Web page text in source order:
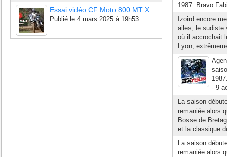
Essai vidéo CF Moto 800 MT X
Publié le 4 mars 2025 à 19h53
1987. Bravo
Izoird encore
ailes, le sudiste
où il accrochait
Lyon,
- 9
La saison
remaniée alors
Bosse de
et la classique
La saison
remaniée alors